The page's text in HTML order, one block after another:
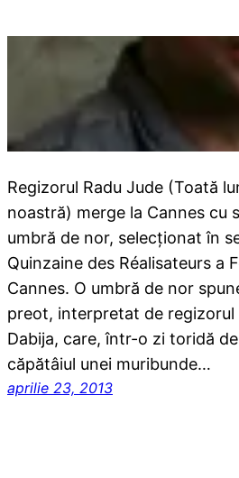
Regizorul Radu Jude (Toată
noastră) merge la Cannes cu
umbră de nor, selecţionat în
Quinzaine des Réalisateurs a
Cannes. O umbră de nor
preot, interpretat de regizorul
Dabija, care, într-o zi toridă
căpătâiul unei muribunde…
aprilie 23, 2013